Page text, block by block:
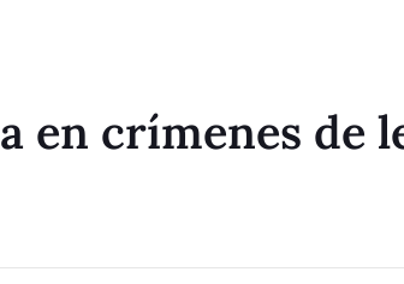
en crímenes de